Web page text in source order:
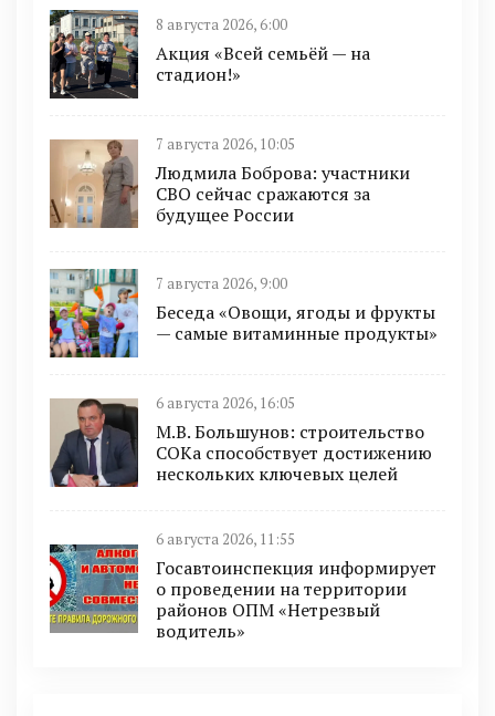
8 августа 2026, 6:00
Акция «Всей семьёй — на
стадион!»
7 августа 2026, 10:05
Людмила Боброва: участники
СВО сейчас сражаются за
будущее России
7 августа 2026, 9:00
Беседа «Овощи, ягоды и фрукты
— самые витаминные продукты»
6 августа 2026, 16:05
М.В. Большунов: строительство
СОКа способствует достижению
нескольких ключевых целей
6 августа 2026, 11:55
Госавтоинспекция информирует
о проведении на территории
районов ОПМ «Нетрезвый
водитель»